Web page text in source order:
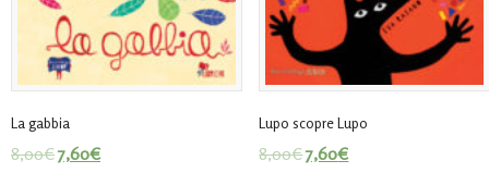
La gabbia
8,00€7,60€
Lupo scopre Lupo
8,00€7,60€